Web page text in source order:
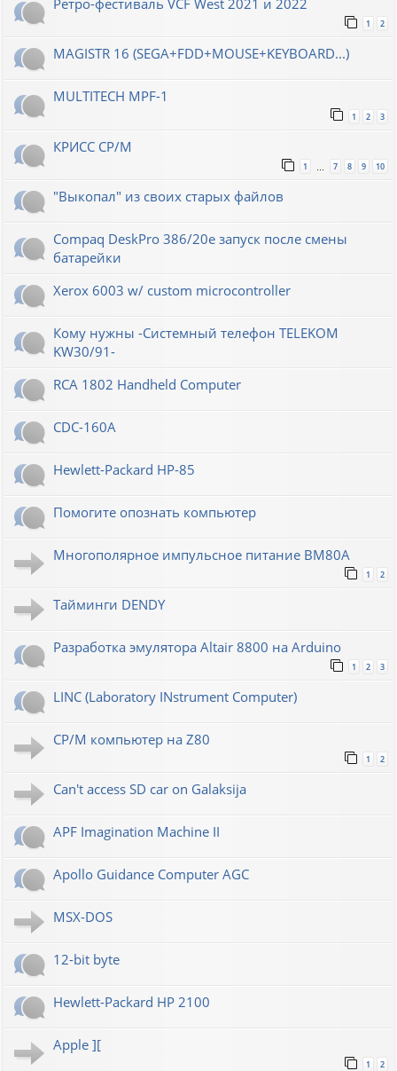
Ретро-фестиваль VCF West 2021 и 2022
1 2
MAGISTR 16 (SEGA+FDD+MOUSE+KEYBOARD...)
MULTITECH MPF-1
1 2 3
КРИСС CP/M
1 7 8 9 10
"Выкопал" из своих старых файлов
Compaq DeskPro 386/20e запуск после смены
батарейки
Xerox 6003 w/ custom microcontroller
Кому нужны -Системный телефон TELEKOM
KW30/91-
RCA 1802 Handheld Computer
CDC-160A
Hewlett-Packard НР-85
Помогите опознать компьютер
Многополярное импульсное питание ВМ80А
1 2
Тайминги DENDY
Разработка эмулятора Altair 8800 на Arduino
1 2 3
LINC (Laboratory INstrument Computer)
CP/M компьютер на Z80
1 2
Can't access SD car on Galaksija
APF Imagination Machine II
Apollo Guidance Computer AGC
MSX-DOS
12-bit byte
Hewlett-Packard HP 2100
Apple ][
1 2